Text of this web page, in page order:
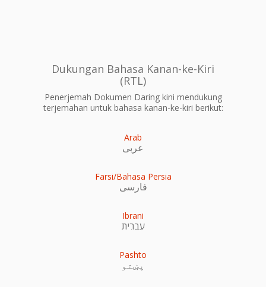
Dukungan Bahasa Kanan-ke-Kiri
(RTL)
Penerjemah Dokumen Daring kini mendukung
terjemahan untuk bahasa kanan-ke-kiri berikut:
Arab
عربى
Farsi/Bahasa Persia
فارسی
Ibrani
עִברִית
Pashto
پښتو